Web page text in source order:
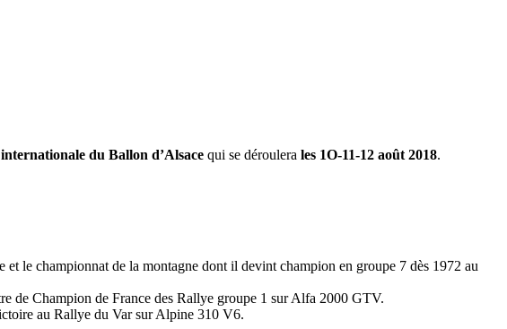
du Ballon d’Alsace qui se déroulera les 1O-11-12 août 2018.
le championnat de la montagne dont il devint champion en groupe 7 dès 1972 au
de Champion de France des Rallye groupe 1 sur Alfa 2000 GTV.
au Rallye du Var sur Alpine 310 V6.